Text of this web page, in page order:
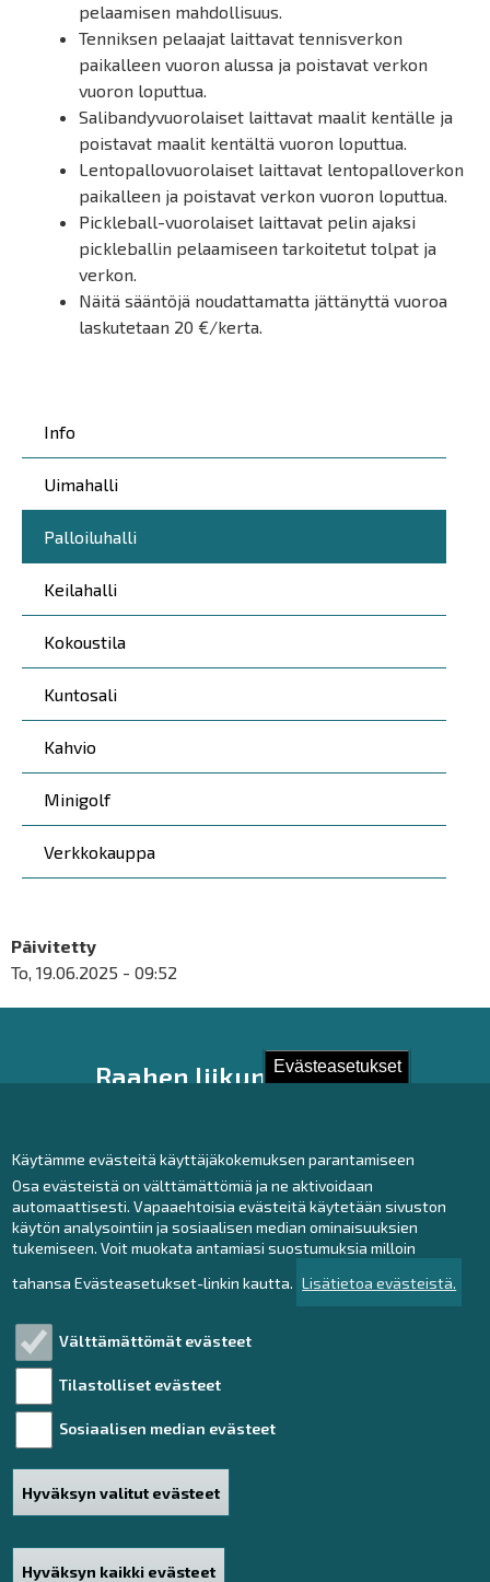
Evästeasetukset
Käytämme evästeitä käyttäjäkokemuksen parantamiseen
Osa evästeistä on välttämättömiä ja ne aktivoidaan
automaattisesti. Vapaaehtoisia evästeitä käytetään sivuston
käytön analysointiin ja sosiaalisen median ominaisuuksien
tukemiseen. Voit muokata antamiasi suostumuksia milloin
tahansa Evästeasetukset-linkin kautta. Lisätietoa evästeistä.
Välttämättömät evästeet
Tilastolliset evästeet
Sosiaalisen median evästeet
Hyväksyn valitut evästeet
Hyväksyn kaikki evästeet
Poista hyväksyntä
Päävalikko
Info
Uimahalli
Palloiluhalli
Keilahalli
Kokoustila
Kuntosali
Kahvio
Minigolf
Verkkokauppa
pelaamisen mahdollisuus.
Tenniksen pelaajat laittavat tennisverkon
paikalleen vuoron alussa ja poistavat verkon
vuoron loputtua.
Salibandyvuorolaiset laittavat maalit kentälle ja
poistavat maalit kentältä vuoron loputtua.
Lentopallovuorolaiset laittavat lentopalloverkon
paikalleen ja poistavat verkon vuoron loputtua.
Pickleball-vuorolaiset laittavat pelin ajaksi
pickleballin pelaamiseen tarkoitetut tolpat ja
verkon.
Näitä sääntöjä noudattamatta jättänyttä vuoroa
laskutetaan 20 €/kerta.
Päivitetty
To, 19.06.2025 - 09:52
Raahen liikuntapalvelut
liikunta@raahe.fi
Ota yhteyttä!
Yhteystiedot
Saavutettavuusseloste
Sivukartta